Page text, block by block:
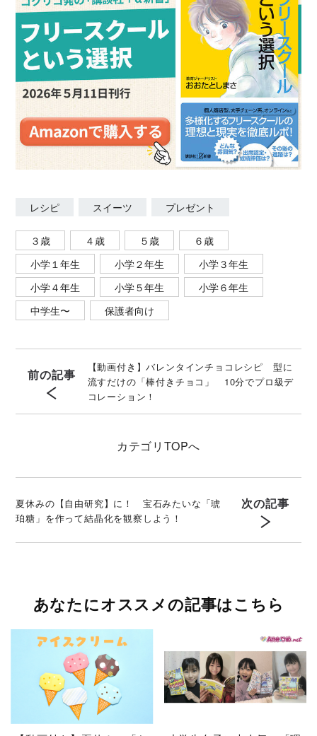
レシピ スイーツ プレゼント
３歳 ４歳 ５歳
６歳
小学１年生
小学２年生
小学３年生
小学４年生
小学５年生
小学６年生
中学生〜
保護者向け
前の記事
【動画付き】バレンタインチョコレシピ 型に
流すだけの「棒付きチョコ」 10分でプロ級デ
コレーション！
カテゴリ TOPへ
夏休みの【自由研究】に！ 宝石みたいな「琥
珀糖」を作って結晶化を観察しよう！
次の記事
あなたにオススメの記事はこちら